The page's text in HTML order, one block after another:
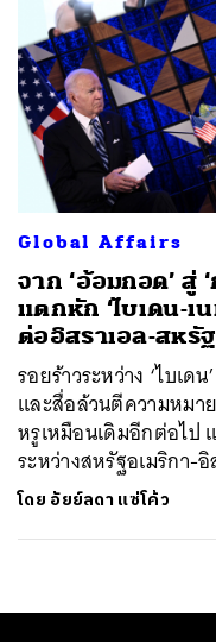
Global Affairs
จาก ‘อ้อมกอด’
แตกหัก ‘ไบเดน-เ
ต่ออิสราเอล-สหรั
รอยร้าวระหว่าง ‘ไบเด
และสื่อล้วนตีความหมา
หรูเหมือนเดิมอีกต่อไป
ระหว่างสหรัฐอเมริกา-
โดย อัยย์ลดา แซ่โค้ว
ค้นหา
SHARE